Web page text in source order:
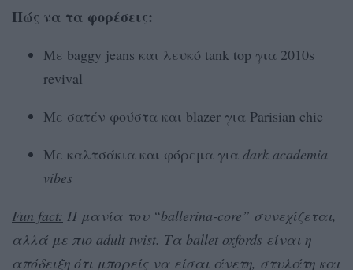
Πώς να τα φορέσεις:
Με baggy jeans και λευκό tank top για 2010s
revival
Με σατέν φούστα και blazer για Parisian chic
Με καλτσάκια και φόρεμα για dark academia
vibes
Fun fact: Η μανία του “ballerina-core” συνεχίζεται,
αλλά με πιο adult twist. Τα ballet oxfords είναι η
απόδειξη ότι μπορείς να είσαι άνετη, στυλάτη και